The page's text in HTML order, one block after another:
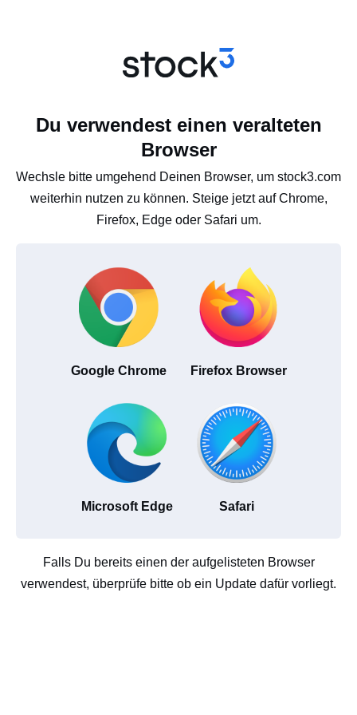
Du verwendest einen veralteten
Browser
Wechsle bitte umgehend Deinen Browser, um stock3.com
weiterhin nutzen zu können. Steige jetzt auf Chrome,
Firefox, Edge oder Safari um.
Google Chrome Firefox Browser
Microsoft Edge Safari
Falls Du bereits einen der aufgelisteten Browser
verwendest, überprüfe bitte ob ein Update dafür vorliegt.